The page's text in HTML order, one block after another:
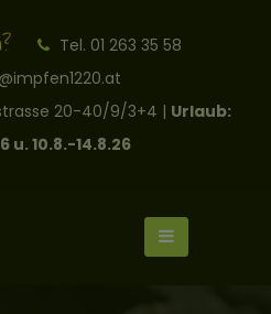
Tel. 01 263 35 58
20-40/9/3+4 | Urlaub:
u. 10.8.-14.8.26